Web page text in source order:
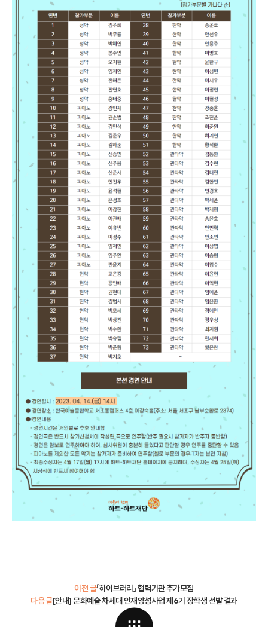
이전 글「하이브러리」 협력기관 추가모집
[안내] 문화예술 차세대 인재양성사업 제6기 장학생 선발 결과
다음 글